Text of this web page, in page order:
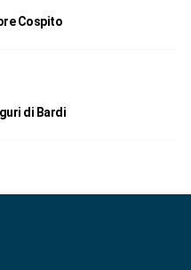
Cospito
di Bardi